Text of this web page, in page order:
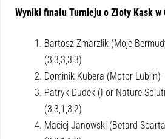
Wyniki finału Turnieju o Złoty Kask w
Bartosz Zmarzlik (Moje
(3,3,3,3,3)
Dominik Kubera (Motor Lublin)
Patryk Dudek (For Nature
(3,3,1,3,2)
Maciej Janowski (Betard